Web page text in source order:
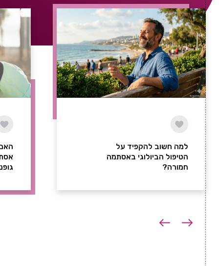
למה חשוב להקפיד על
הטיפול הביולוגי באסתמה
חמורה?